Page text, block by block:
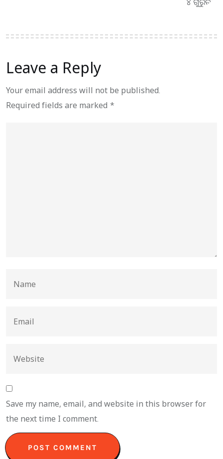
Leave a Reply
Your email address will not be published.
Required fields are marked *
Save my name, email, and website in this browser for
the next time I comment.